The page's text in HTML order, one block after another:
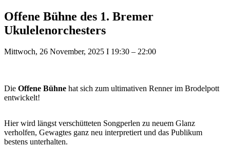
Offene Bühne des 1. Bremer
Ukulelenorchesters
Mittwoch, 26 November, 2025 I 19:30 – 22:00
Die Offene Bühne hat sich zum ultimativen Renner im Brodelpott
entwickelt!
Hier wird längst verschütteten Songperlen zu neuem Glanz
verholfen, Gewagtes ganz neu interpretiert und das Publikum
bestens unterhalten.